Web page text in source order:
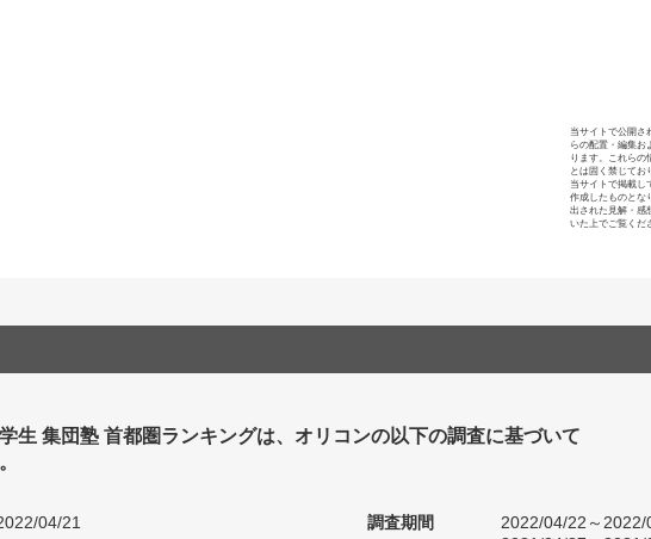
当サイトで公開さ
らの配置・編集お
ります。これらの
とは固く禁じてお
当サイトで掲載し
作成したものとな
出された見解・感
いた上でご覧くだ
生 集団塾 首都圏ランキングは、オリコンの以下の調査に基づいて
04/21
調査期間
2022/04/22～2022/